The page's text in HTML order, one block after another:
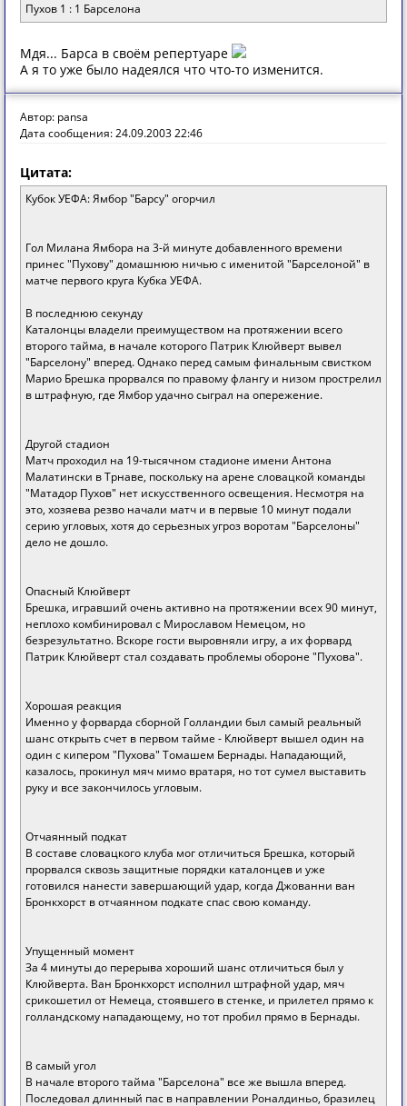
Пухов 1 : 1 Барселона
Мдя... Барса в своём репертуаре
А я то уже было надеялся что что-то изменится.
Автор: pansa
Дата сообщения: 24.09.2003 22:46
Цитата:
Кубок УЕФА: Ямбор "Барсу" огорчил
Гол Милана Ямбора на 3-й минуте добавленного времени
принес "Пухову" домашнюю ничью с именитой "Барселоной" в
матче первого круга Кубка УЕФА.
В последнюю секунду
Каталонцы владели преимуществом на протяжении всего
второго тайма, в начале которого Патрик Клюйверт вывел
"Барселону" вперед. Однако перед самым финальным свистком
Марио Брешка прорвался по правому флангу и низом прострелил
в штрафную, где Ямбор удачно сыграл на опережение.
Другой стадион
Матч проходил на 19-тысячном стадионе имени Антона
Малатински в Трнаве, поскольку на арене словацкой команды
"Матадор Пухов" нет искусственного освещения. Несмотря на
это, хозяева резво начали матч и в первые 10 минут подали
серию угловых, хотя до серьезных угроз воротам "Барселоны"
дело не дошло.
Опасный Клюйверт
Брешка, игравший очень активно на протяжении всех 90 минут,
неплохо комбинировал с Мирославом Немецом, но
безрезультатно. Вскоре гости выровняли игру, а их форвард
Патрик Клюйверт стал создавать проблемы обороне "Пухова".
Хорошая реакция
Именно у форварда сборной Голландии был самый реальный
шанс открыть счет в первом тайме - Клюйверт вышел один на
один с кипером "Пухова" Томашем Бернады. Нападающий,
казалось, прокинул мяч мимо вратаря, но тот сумел выставить
руку и все закончилось угловым.
Отчаянный подкат
В составе словацкого клуба мог отличиться Брешка, который
прорвался сквозь защитные порядки каталонцев и уже
готовился нанести завершающий удар, когда Джованни ван
Бронкхорст в отчаянном подкате спас свою команду.
Упущенный момент
За 4 минуты до перерыва хороший шанс отличиться был у
Клюйверта. Ван Бронкхорст исполнил штрафной удар, мяч
срикошетил от Немеца, стоявшего в стенке, и прилетел прямо к
голландскому нападающему, но тот пробил прямо в Бернады.
В самый угол
В начале второго тайма "Барселона" все же вышла вперед.
Последовал длинный пас в направлении Роналдиньо, бразилец